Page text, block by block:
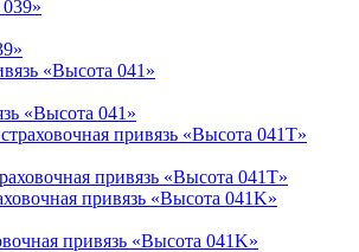
«Высота 041»
привязь «Высота 041T»
привязь «Высота 041K»